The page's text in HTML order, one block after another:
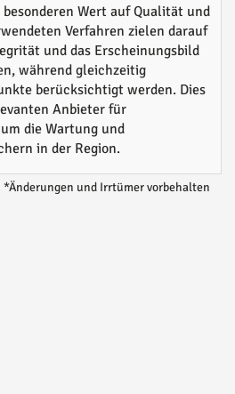
Wert auf Qualität und
Verfahren zielen darauf
und das Erscheinungsbild
während gleichzeitig
berücksichtigt werden. Dies
Anbieter für
die Wartung und
in der Region.
*Änderungen und Irrtümer vorbehalten